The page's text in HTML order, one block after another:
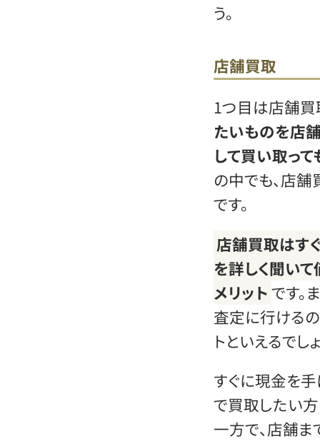
う。
店舗買取
1つ目は店舗買
たいものを店
して買い取って
の中でも、店
です。
店舗買取はす
を詳しく聞い
メリットです。
査定に行ける
トといえるでし
すぐに現金を
で買取したい方
一方で、店舗ま